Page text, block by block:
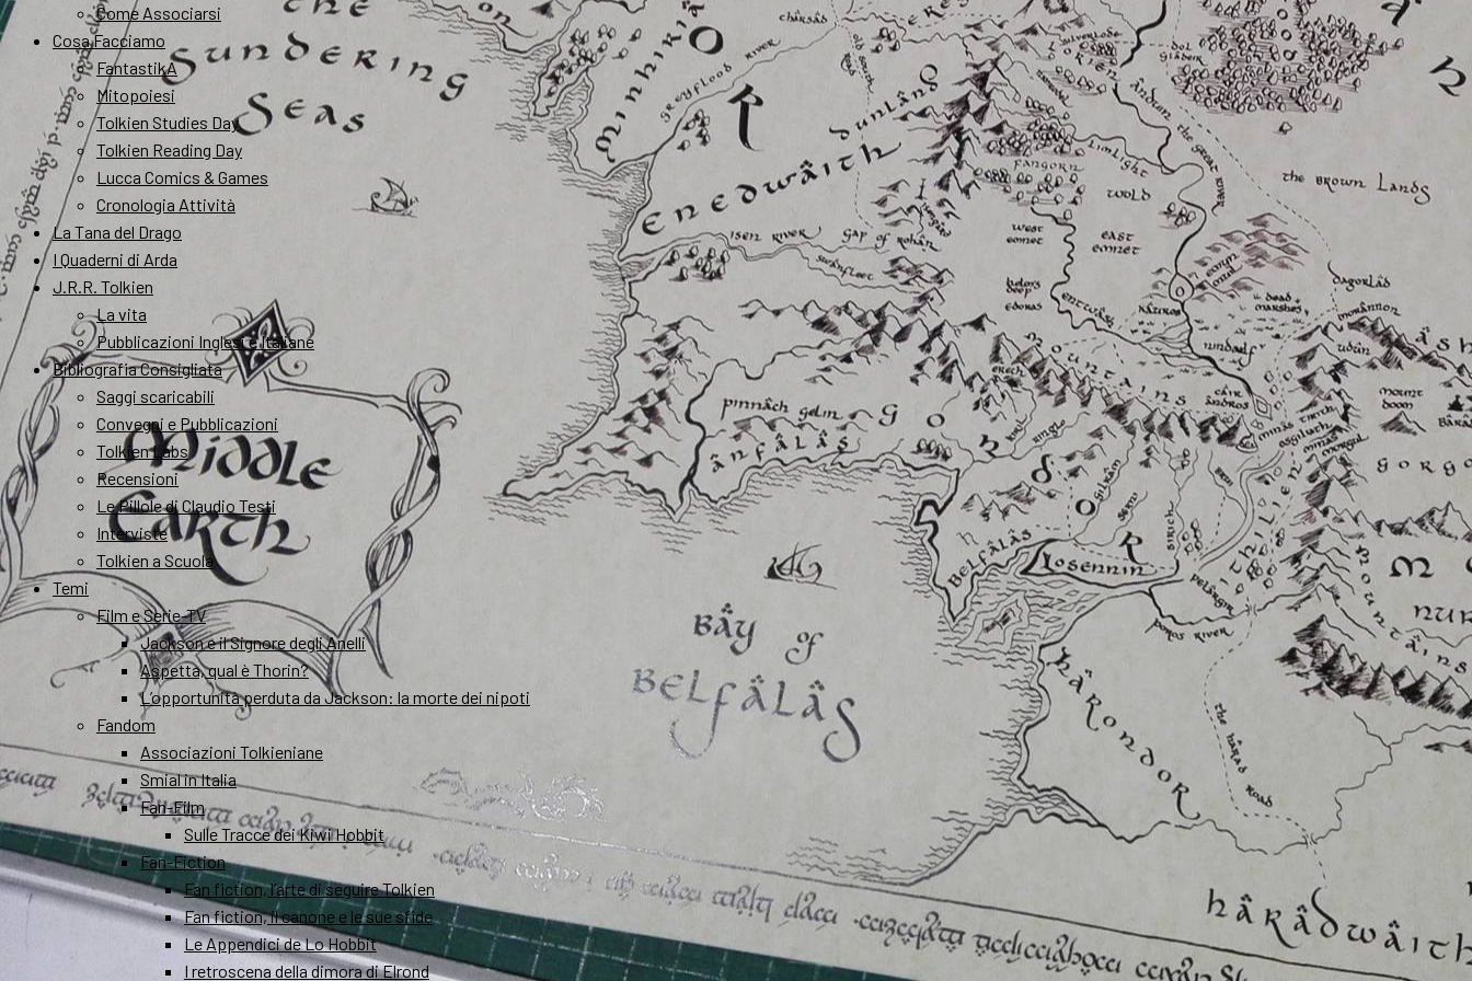
Come Associarsi
Cosa Facciamo
FantastikA
Mitopoiesi
Tolkien Studies Day
Tolkien Reading Day
Lucca Comics & Games
Cronologia Attività
La Tana del Drago
I Quaderni di Arda
J.R.R. Tolkien
La vita
Pubblicazioni Inglesi e Italiane
Bibliografia Consigliata
Saggi scaricabili
Convegni e Pubblicazioni
Tolkien Labs
Recensioni
Le Pillole di Claudio Testi
Interviste
Tolkien a Scuola
Temi
Film e Serie-TV
Jackson e il Signore degli Anelli
Aspetta, qual è Thorin?
L’opportunità perduta da Jackson: la morte dei nipoti
Fandom
Associazioni Tolkieniane
Smial in Italia
Fan-Film
Sulle Tracce dei Kiwi Hobbit
Fan-Fiction
Fan fiction, l’arte di seguire Tolkien
Fan fiction, il canone e le sue sfide
Le Appendici de Lo Hobbit
I retroscena della dimora di Elrond